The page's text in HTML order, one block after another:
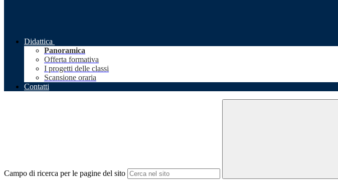
Didattica
Panoramica
Offerta formativa
I progetti delle classi
Scansione oraria
Contatti
Campo di ricerca per le pagine del sito